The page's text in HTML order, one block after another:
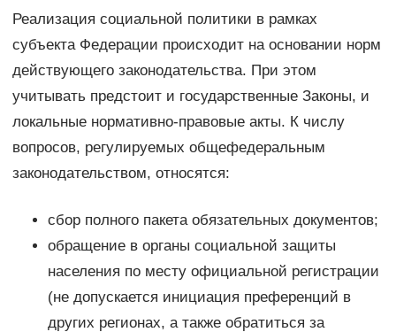
Реализация социальной политики в рамках
субъекта Федерации происходит на основании норм
действующего законодательства. При этом
учитывать предстоит и государственные Законы, и
локальные нормативно-правовые акты. К числу
вопросов, регулируемых общефедеральным
законодательством, относятся:
сбор полного пакета обязательных документов;
обращение в органы социальной защиты
населения по месту официальной регистрации
(не допускается инициация преференций в
других регионах, а также обратиться за